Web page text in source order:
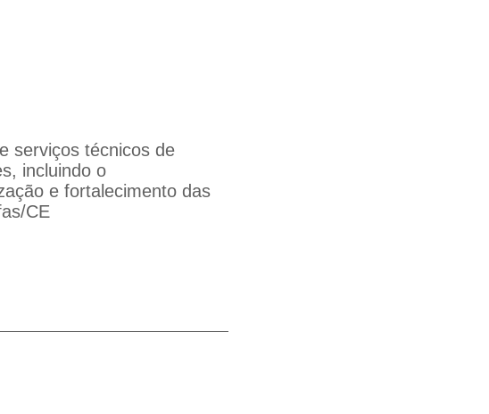
serviços técnicos de
incluindo o
e fortalecimento das
CE